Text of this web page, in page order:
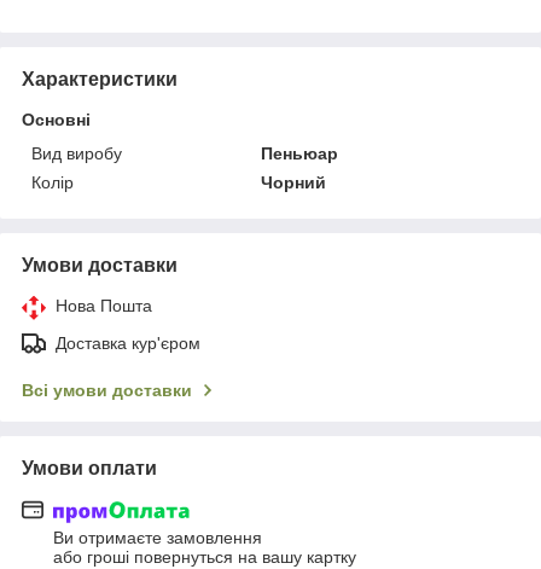
Характеристики
Основні
Вид виробу
Пеньюар
Колір
Чорний
Умови доставки
Нова Пошта
Доставка кур'єром
Всі умови доставки
Умови оплати
Ви отримаєте замовлення
або гроші повернуться на вашу картку